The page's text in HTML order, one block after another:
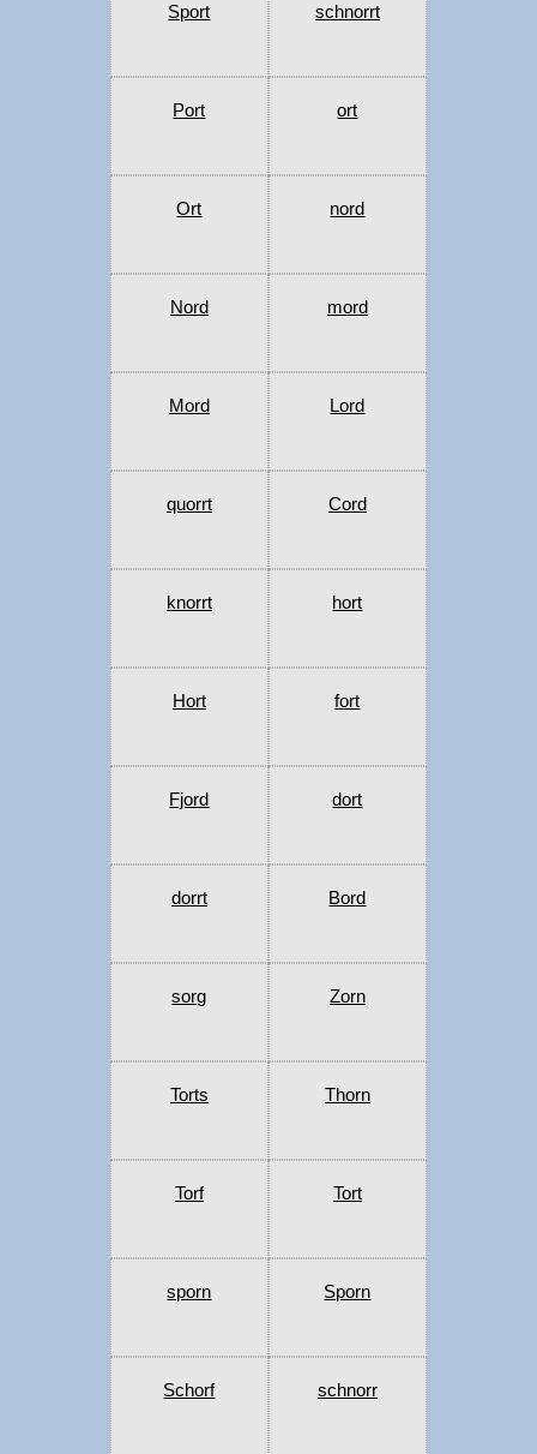
Sport schnorrt
Port ort
Ort nord
Nord mord
Mord Lord
quorrt Cord
knorrt hort
Hort fort
Fjord dort
dorrt Bord
sorg Zorn
Torts Thorn
Torf Tort
sporn Sporn
Schorf schnorr